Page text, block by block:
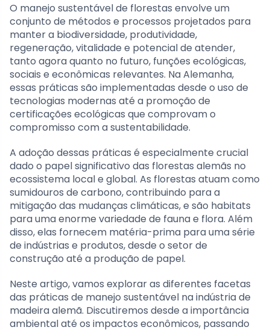
O manejo sustentável de florestas envolve um
conjunto de métodos e processos projetados para
manter a biodiversidade, produtividade,
regeneração, vitalidade e potencial de atender,
tanto agora quanto no futuro, funções ecológicas,
sociais e econômicas relevantes. Na Alemanha,
essas práticas são implementadas desde o uso de
tecnologias modernas até a promoção de
certificações ecológicas que comprovam o
compromisso com a sustentabilidade.
A adoção dessas práticas é especialmente crucial
dado o papel significativo das florestas alemãs no
ecossistema local e global. As florestas atuam como
sumidouros de carbono, contribuindo para a
mitigação das mudanças climáticas, e são habitats
para uma enorme variedade de fauna e flora. Além
disso, elas fornecem matéria-prima para uma série
de indústrias e produtos, desde o setor de
construção até a produção de papel.
Neste artigo, vamos explorar as diferentes facetas
das práticas de manejo sustentável na indústria de
madeira alemã. Discutiremos desde a importância
ambiental até os impactos econômicos, passando